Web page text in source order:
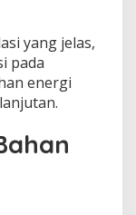
yang jelas,
pada
energi